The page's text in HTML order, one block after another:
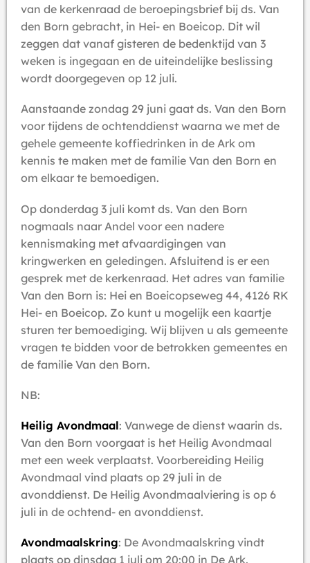
van de kerkenraad de beroepingsbrief bij ds. Van
den Born gebracht, in Hei- en Boeicop. Dit wil
zeggen dat vanaf gisteren de bedenktijd van 3
weken is ingegaan en de uiteindelijke beslissing
wordt doorgegeven op 12 juli.
Aanstaande zondag 29 juni gaat ds. Van den Born
voor tijdens de ochtenddienst waarna we met de
gehele gemeente koffiedrinken in de Ark om
kennis te maken met de familie Van den Born en
om elkaar te bemoedigen.
Op donderdag 3 juli komt ds. Van den Born
nogmaals naar Andel voor een nadere
kennismaking met afvaardigingen van
kringwerken en geledingen. Afsluitend is er een
gesprek met de kerkenraad. Het adres van familie
Van den Born is: Hei en Boeicopseweg 44, 4126 RK
Hei- en Boeicop. Zo kunt u mogelijk een kaartje
sturen ter bemoediging. Wij blijven u als gemeente
vragen te bidden voor de betrokken gemeentes en
de familie Van den Born.
NB:
Heilig Avondmaal: Vanwege de dienst waarin ds.
Van den Born voorgaat is het Heilig Avondmaal
met een week verplaatst. Voorbereiding Heilig
Avondmaal vind plaats op 29 juli in de
avonddienst. De Heilig Avondmaalviering is op 6
juli in de ochtend- en avonddienst.
Avondmaalskring: De Avondmaalskring vindt
plaats op dinsdag 1 juli om 20:00 in De Ark.